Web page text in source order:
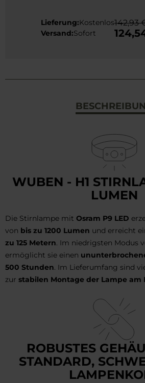
Lieferung:Kostenlos
Versand:Sofort
142,93
WUBEN - H1
LUMEN
Die Stirnlampe mit Osram P9 LED
von bis zu 1200 Lumen und erreicht
zu 125 Metern. Im niedrigsten Modus
ermöglicht sie einen
500 Stunden. Im Lieferumfang sind
zur stabilen Montage der Lampe am
ROBUSTES
STANDARD,